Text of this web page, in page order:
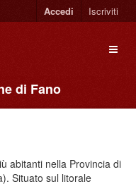
Accedi Iscriviti
di Fano
abitanti nella Provincia di
Situato sul litorale